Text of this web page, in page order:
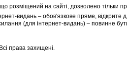
розміщений на сайті, дозволено тільки
видань – обов'язкове пряме,
(для інтернет-видань) – повинне
права захищені.